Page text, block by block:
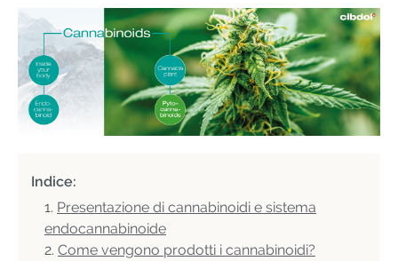
Indice:
Presentazione di cannabinoidi e sistema
endocannabinoide
Come vengono prodotti i cannabinoidi?